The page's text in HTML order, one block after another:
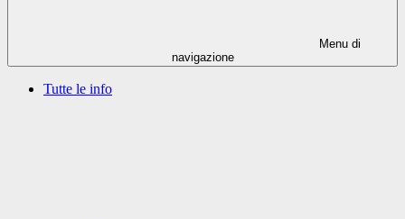
Menu di
navigazione
Tutte le info